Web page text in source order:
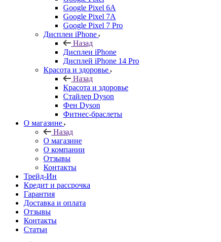
Google Pixel 6A
Google Pixel 7А
Google Pixel 7 Pro
Дисплеи iPhone
Назад
Дисплеи iPhone
Дисплей iPhone 14 Pro
Красота и здоровье
Назад
Красота и здоровье
Стайлер Dyson
Фен Dyson
Фитнес-браслеты
О магазине
Назад
О магазине
О компании
Отзывы
Контакты
Трейд-Ин
Кредит и рассрочка
Гарантия
Доставка и оплата
Отзывы
Контакты
Статьи